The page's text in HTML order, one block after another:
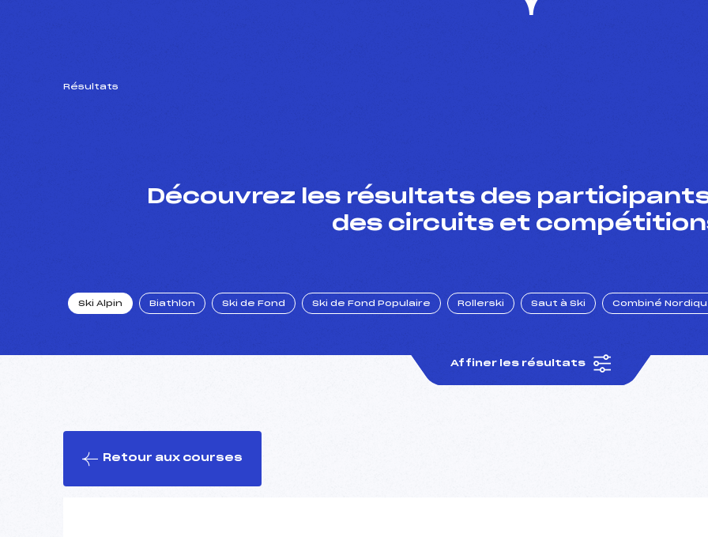
Résultats
Découvrez les résultats des participants
des circuits et
Ski Alpin Biathlon Ski de Fond Ski de Fond Populaire Rollerski Saut à Ski Combiné
Affiner les résultats
Retour aux courses